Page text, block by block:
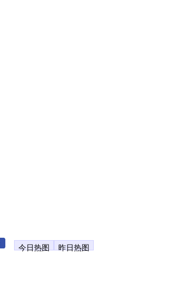
今日热图 昨日热图